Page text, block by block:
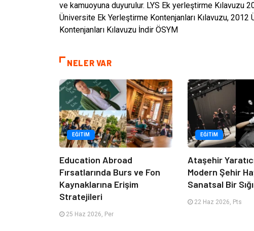
ve kamuoyuna duyurulur. LYS Ek yerleştirme Kılavuzu
Üniversite Ek Yerleştirme Kontenjanları Kılavuzu,
Kontenjanları Kılavuzu İndir ÖSYM
NELER VAR
EĞITIM
Education Abroad
Fırsatlarında Burs ve Fon
Kaynaklarına Erişim
Stratejileri
25 Haz 2026, Per
EĞITIM
Ataşehir
Modern Şehir
Sanatsal Bir
22 Haz 2026, Pts